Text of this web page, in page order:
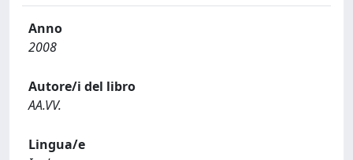
Anno
2008
Autore/i del libro
AA.VV.
Lingua/e